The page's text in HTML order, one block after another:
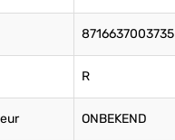
8716637003735
R
ONBEKEND